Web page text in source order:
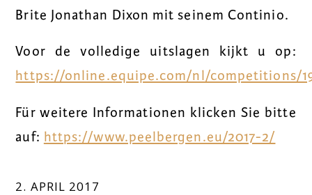
Brite Jonathan Dixon mit seinem Continio.
Voor de volledige uitslagen kijkt u op:
https://online.equipe.com/nl/competitions/
Für weitere Informationen klicken Sie bitte
auf: https://www.peelbergen.eu/2017-2/
2. APRIL 2017